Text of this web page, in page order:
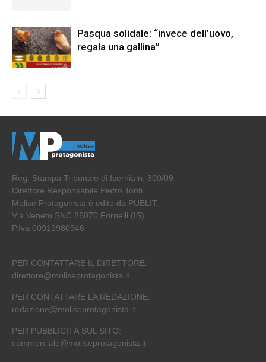
Pasqua solidale: “invece dell’uovo,
regala una gallina”
Reg. Stampa Tribunale di Isernia n. 300/09
Direttore Responsabile Pietro Tonti
Molise Protagonista è edito da PUBLIT
Via Veneto SNC 86070 Fornelli (IS)
P.Iva 00919980946
PER CONTATTARE IL DIRETTORE:
direttore@moliseprotagonista.it
PER CONTATTARE LA REDAZIONE:
redazione@moliseprotagonista.it
PER PUBBLICITÀ SUL SITO:
commerciale@moliseprotagonista.it